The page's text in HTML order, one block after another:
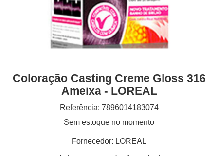
Coloração Casting Creme Gloss 316
Ameixa - LOREAL
Referência: 7896014183074
Sem estoque no momento
Fornecedor: LOREAL